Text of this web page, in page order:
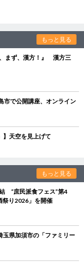
もっと見る
まず、漢方！』 漢方三
で公開講座、オンライン
】天空を見上げて
もっと見る
“庶民派食フェス”第4
祭り2026」を開催
県加須市の「ファミリー